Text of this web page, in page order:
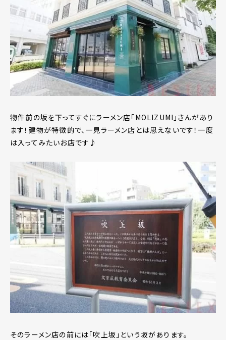
物件前の坂を下ってすぐにラーメン店｢MOLIZUMI｣さんがあり
ます！建物が特徴的で、一見ラーメン店とは思えないです！一度
は入ってみたいお店です♪
そのラーメン店の前には｢吹上坂｣という坂があります。